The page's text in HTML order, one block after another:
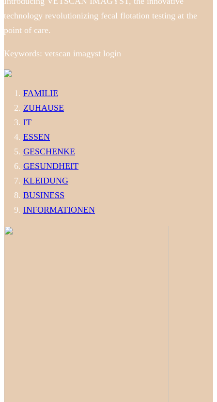
technology revolutionizing fecal flotation testing at the
point of care.
Keywords: vetscan imagyst login
FAMILIE
ZUHAUSE
IT
ESSEN
GESCHENKE
GESUNDHEIT
KLEIDUNG
BUSINESS
INFORMATIONEN